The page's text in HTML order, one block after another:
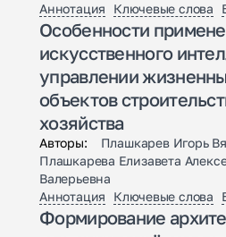
Аннотация
Ключевые слова
Особенности
искусственного
управлении
объектов
хозяйства
Авторы:
Плашкарев Игорь
Плашкарева Елизавета
Валерьевна
Аннотация
Ключевые слова
Формирование